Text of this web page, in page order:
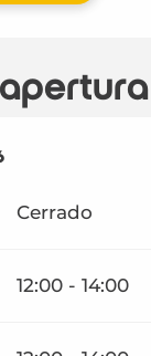
2026
Cerrado
12:00 - 14:00